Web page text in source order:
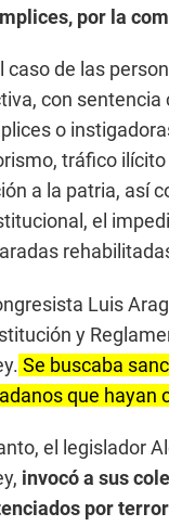
por la
caso de las
con sentencia
o
tráfico
a la patria, así
el
Luis
y
Se buscaba
que hayan
el legislador
invocó a sus
por